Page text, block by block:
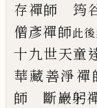
存禪師 筠
僧彥禪師此
十九世天童
華藏善淨禪
師 斷巖躬